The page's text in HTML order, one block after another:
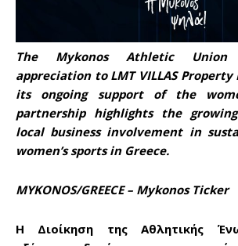
The Mykonos Athletic Union
appreciation to LMT VILLAS
its ongoing support of the
partnership highlights the
local business involvement in
women’s sports in Greece.
MYKONOS/GREECE – Mykonos Ticker
Η Διοίκηση της Αθλητικής